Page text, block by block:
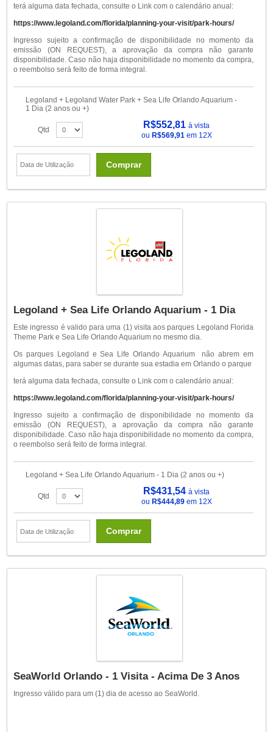
terá alguma data fechada, consulte o Link com o calendário anual:
https://www.legoland.com/florida/planning-your-visit/park-hours/
Ingresso sujeito a confirmação de disponibilidade no momento da
emissão (ON REQUEST), a aprovação da compra não garante
disponibilidade. Caso não haja disponibilidade no momento da compra,
o reembolso será feito de forma integral.
Legoland + Legoland Water Park + Sea Life Orlando Aquarium -
1 Dia (2 anos ou +)
Qtd R$552,81à vista
ou R$569,91em 12X
Comprar
Legoland + Sea Life Orlando Aquarium - 1 Dia
Este ingresso é valido para uma (1) visita aos parques Legoland Florida
Theme Park e Sea Life Orlando Aquarium no mesmo dia.
Os parques Legoland e Sea Life Orlando Aquarium não abrem em
algumas datas, para saber se durante sua estadia em Orlando o parque
terá alguma data fechada, consulte o Link com o calendário anual:
https://www.legoland.com/florida/planning-your-visit/park-hours/
Ingresso sujeito a confirmação de disponibilidade no momento da
emissão (ON REQUEST), a aprovação da compra não garante
disponibilidade. Caso não haja disponibilidade no momento da compra,
o reembolso será feito de forma integral.
Legoland + Sea Life Orlando Aquarium - 1 Dia (2 anos ou +)
Qtd R$431,54à vista
ou R$444,89em 12X
Comprar
SeaWorld Orlando - 1 Visita - Acima De 3 Anos
Ingresso válido para um (1) dia de acesso ao SeaWorld.